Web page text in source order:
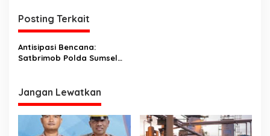
a
s
i
o
s
Posting Terkait
Antisipasi Bencana:
Satbrimob Polda Sumsel
Mako
Jangan Lewatkan